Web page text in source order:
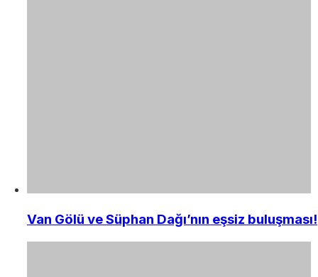
Van Gölü ve Süphan Dağı’nın eşsiz buluşması!